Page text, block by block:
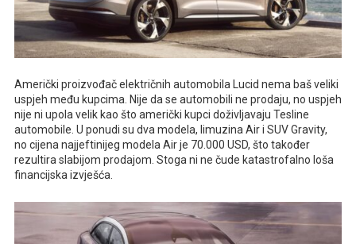
Američki proizvođač električnih automobila Lucid nema baš veliki
uspjeh među kupcima. Nije da se automobili ne prodaju, no uspjeh
nije ni upola velik kao što američki kupci doživljavaju Tesline
automobile. U ponudi su dva modela, limuzina Air i SUV Gravity,
no cijena najjeftinijeg modela Air je 70.000 USD, što također
rezultira slabijom prodajom. Stoga ni ne čude katastrofalno loša
financijska izvješća.